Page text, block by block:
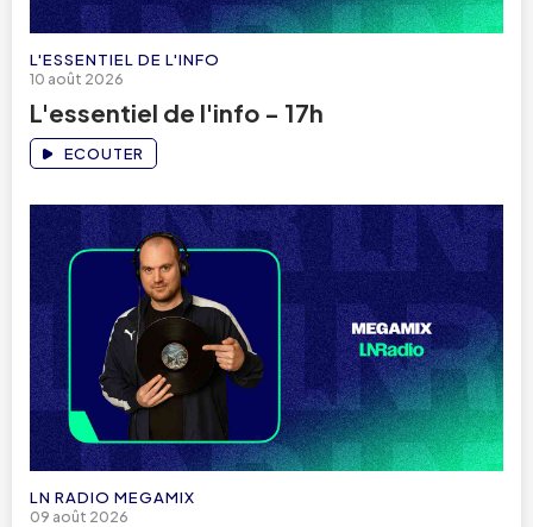
L'ESSENTIEL DE L'INFO
10 août 2026
L'essentiel de l'info - 17h
ECOUTER
LN RADIO MEGAMIX
09 août 2026